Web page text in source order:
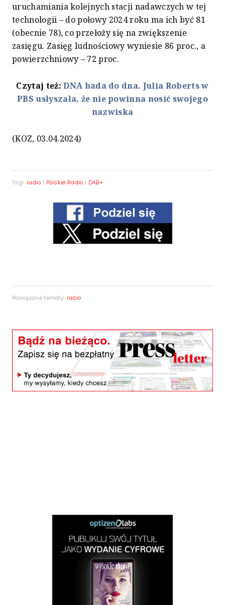
uruchamiania kolejnych stacji nadawczych w tej
technologii – do połowy 2024 roku ma ich być 81
(obecnie 78), co przełoży się na zwiększenie
zasięgu. Zasięg ludnościowy wyniesie 86 proc., a
powierzchniowy – 72 proc.
Czytaj też:DNA bada do dna. Julia Roberts w
PBS usłyszała, że nie powinna nosić swojego
nazwiska
(KOZ, 03.04.2024)
Tagi: radio | Polskie Radio | DAB+
Powiązane tematy: radio